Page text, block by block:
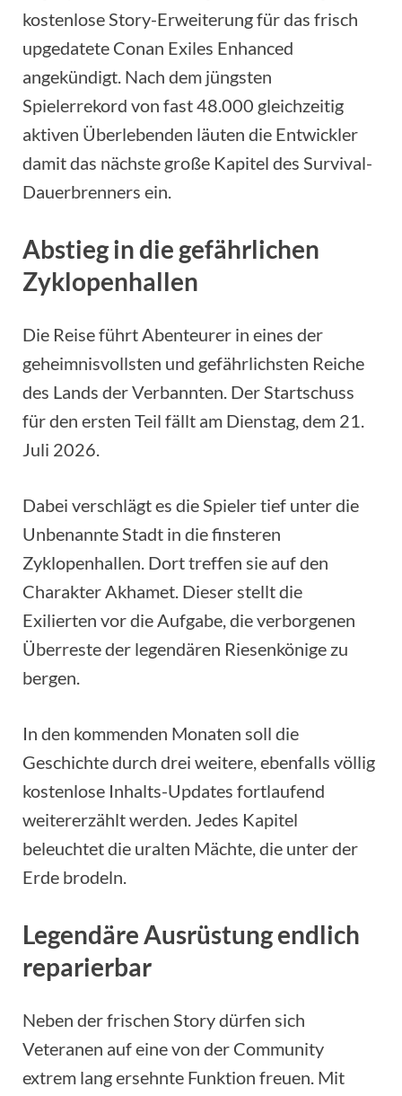
kostenlose Story-Erweiterung für das frisch
upgedatete Conan Exiles Enhanced
angekündigt. Nach dem jüngsten
Spielerrekord von fast 48.000 gleichzeitig
aktiven Überlebenden läuten die Entwickler
damit das nächste große Kapitel des Survival-
Dauerbrenners ein.
Abstieg in die gefährlichen
Zyklopenhallen
Die Reise führt Abenteurer in eines der
geheimnisvollsten und gefährlichsten Reiche
des Lands der Verbannten. Der Startschuss
für den ersten Teil fällt am Dienstag, dem 21.
Juli 2026.
Dabei verschlägt es die Spieler tief unter die
Unbenannte Stadt in die finsteren
Zyklopenhallen. Dort treffen sie auf den
Charakter Akhamet. Dieser stellt die
Exilierten vor die Aufgabe, die verborgenen
Überreste der legendären Riesenkönige zu
bergen.
In den kommenden Monaten soll die
Geschichte durch drei weitere, ebenfalls völlig
kostenlose Inhalts-Updates fortlaufend
weitererzählt werden. Jedes Kapitel
beleuchtet die uralten Mächte, die unter der
Erde brodeln.
Legendäre Ausrüstung endlich
reparierbar
Neben der frischen Story dürfen sich
Veteranen auf eine von der Community
extrem lang ersehnte Funktion freuen. Mit